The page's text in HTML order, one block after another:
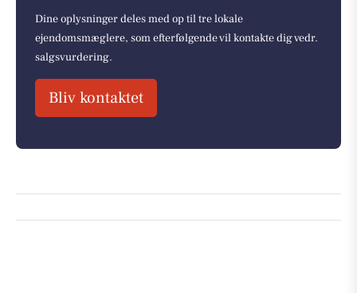
Dine oplysninger deles med op til tre lokale
ejendomsmæglere, som efterfølgende vil kontakte dig vedr.
salgsvurdering.
Bliv kontaktet